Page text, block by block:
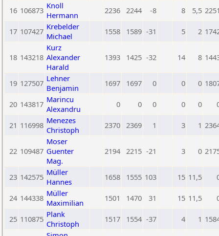
16 106873 Knoll
Hermann
2236 2244 -8 8 5,5
17 107427 Krebelder
Michael
1558 1589 -31 5 2
18 143218
Kurz
Alexander
Harald
1393 1425 -32 14 8
19 127507 Lehner
Benjamin
1697 1697 0 0 0
20 143817 Marincu
Alexandru
0 0 0 0 0
21 116998 Menezes
Christoph
2370 2369 1 3 1
22 109487
Moser
Guenter
Mag.
2194 2215 -21 3 0
23 142575 Müller
Hannes
1658 1555 103 15 11,5
24 144338 Müller
Maximilian
1501 1470 31 15 11,5
25 110875 Plank
Christoph
1517 1554 -37 4 1